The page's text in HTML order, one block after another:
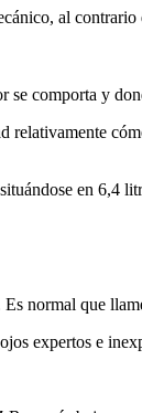
al
se comporta y
relativamente
en 6,4
normal que
expertos e